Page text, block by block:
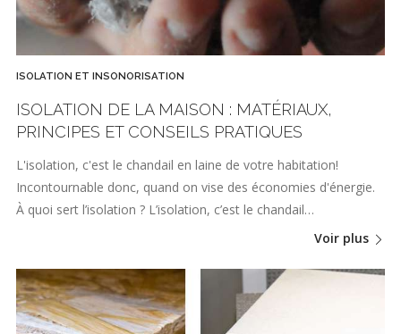
ISOLATION ET INSONORISATION
ISOLATION DE LA MAISON : MATÉRIAUX,
PRINCIPES ET CONSEILS PRATIQUES
L'isolation, c'est le chandail en laine de votre habitation!
Incontournable donc, quand on vise des économies d'énergie.
À quoi sert l’isolation ? L’isolation, c’est le chandail…
Voir plus